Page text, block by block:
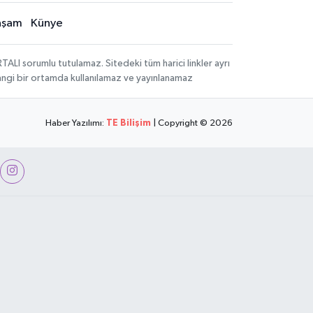
Künye
sorumlu tutulamaz. Sitedeki tüm harici linkler ayrı
bir ortamda kullanılamaz ve yayınlanamaz
Haber Yazılımı: TE Bilişim | Copyright © 2026